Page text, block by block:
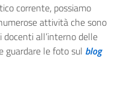
corrente, possiamo
attività che sono
all’interno delle
guardare le foto sul blog